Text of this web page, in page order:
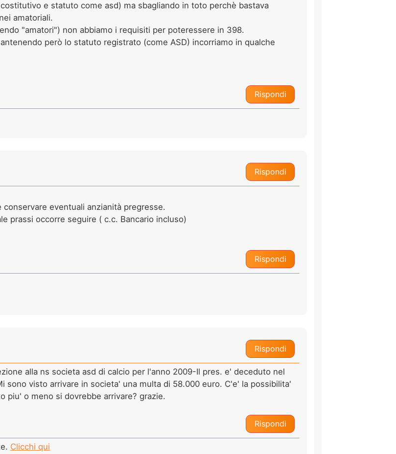
e statuto come asd) ma sbagliando in toto perchè bastava
amatoriali.
"amatori") non abbiamo i requisiti per poteressere in 398.
però lo statuto registrato (come ASD) incorriamo in qualche
Rispondi
Rispondi
eventuali anzianità pregresse.
prassi occorre seguire ( c.c. Bancario incluso)
Rispondi
Rispondi
alla ns societa asd di calcio per l'anno 2009-Il pres. e' deceduto nel
sono visto arrivare in societa' una multa di 58.000 euro. C'e' la possibilita'
piu' o meno si dovrebbe arrivare? grazie.
Rispondi
Clicchi qui